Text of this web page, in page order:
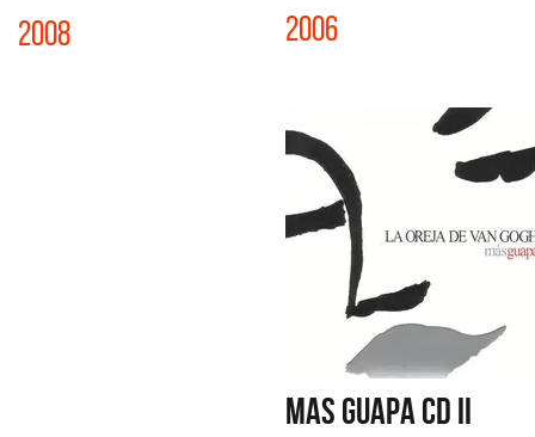
2008 2006
MAS GUAPA CD II